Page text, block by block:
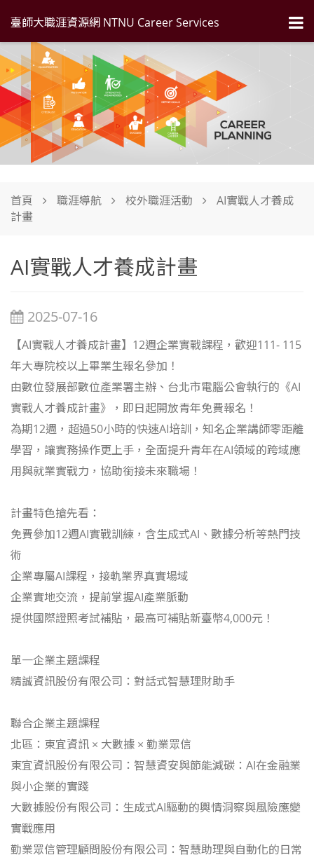
臺師大職涯資源網 NTNU Career Services
首頁 職涯導航 校外職涯活動
AI實戰人才養成
計畫
AI實戰人才養成計畫
2025-07-16
【AI實戰人才養成計畫】12週企業實戰課程，歡迎111- 115
年大專院校以上畢業生報名參加！
由數位發展部數位產業署主辦、台北市電腦公會執行的《AI
實戰人才養成計畫》，即日起開放青年免費報名！
為期12週，超過50小時的快速AI培訓，知名企業講師零距離
學習，讓實務操作更上手，全面提升青年在AI領域的跨域應
用與就業實戰力，協助銜接未來職場！
計畫特色搶先看：
免費參加12週AI實戰訓練，含生成式AI、數據分析等熱門技
術
企業專屬AI課程，接軌業界真實場域
企業實地交流，提前掌握AI產業脈動
提供國際證照考試補貼，最高可補貼新臺幣4,000元！
單一企業主題課程
精誠資訊股份有限公司：對話式智慧理財助手
聯合企業主題課程
北區：東宜資訊 × 大數據 × 勤業眾信
東宜資訊股份有限公司：智慧資安與節能減碳：AI在金融業
與小企業的實踐
大數據股份有限公司：生成式AI驅動的輿情洞察與風險應變
實戰應用
勤業眾信管理顧問股份有限公司：智慧助理與自動化的日常